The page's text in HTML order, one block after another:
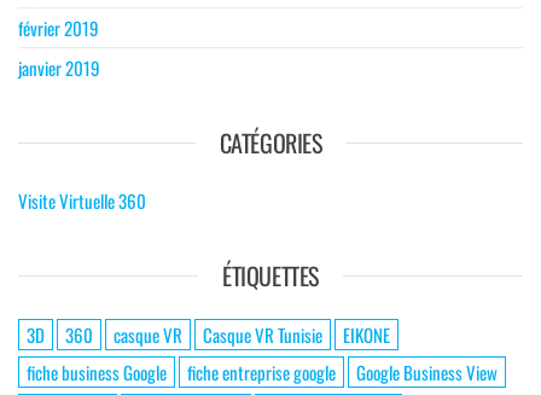
février 2019
janvier 2019
CATÉGORIES
Visite Virtuelle 360
ÉTIQUETTES
3D 360 casque VR Casque VR Tunisie
EIKONE
fiche business Google
fiche entreprise google
Google Business View